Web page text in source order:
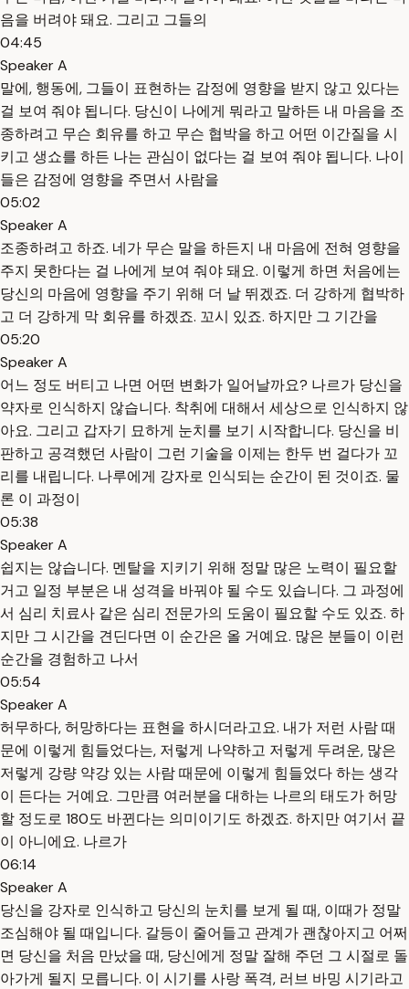
음을 버려야 돼요. 그리고 그들의
04:45
Speaker A
말에, 행동에, 그들이 표현하는 감정에 영향을 받지 않고 있다는
걸 보여 줘야 됩니다. 당신이 나에게 뭐라고 말하든 내 마음을 조
종하려고 무슨 회유를 하고 무슨 협박을 하고 어떤 이간질을 시
키고 생쇼를 하든 나는 관심이 없다는 걸 보여 줘야 됩니다. 나이
들은 감정에 영향을 주면서 사람을
05:02
Speaker A
조종하려고 하죠. 네가 무슨 말을 하든지 내 마음에 전혀 영향을
주지 못한다는 걸 나에게 보여 줘야 돼요. 이렇게 하면 처음에는
당신의 마음에 영향을 주기 위해 더 날 뛰겠죠. 더 강하게 협박하
고 더 강하게 막 회유를 하겠죠. 꼬시 있죠. 하지만 그 기간을
05:20
Speaker A
어느 정도 버티고 나면 어떤 변화가 일어날까요? 나르가 당신을
약자로 인식하지 않습니다. 착취에 대해서 세상으로 인식하지 않
아요. 그리고 갑자기 묘하게 눈치를 보기 시작합니다. 당신을 비
판하고 공격했던 사람이 그런 기술을 이제는 한두 번 걸다가 꼬
리를 내립니다. 나루에게 강자로 인식되는 순간이 된 것이죠. 물
론 이 과정이
05:38
Speaker A
쉽지는 않습니다. 멘탈을 지키기 위해 정말 많은 노력이 필요할
거고 일정 부분은 내 성격을 바꿔야 될 수도 있습니다. 그 과정에
서 심리 치료사 같은 심리 전문가의 도움이 필요할 수도 있죠. 하
지만 그 시간을 견딘다면 이 순간은 올 거예요. 많은 분들이 이런
순간을 경험하고 나서
05:54
Speaker A
허무하다, 허망하다는 표현을 하시더라고요. 내가 저런 사람 때
문에 이렇게 힘들었다는, 저렇게 나약하고 저렇게 두려운, 많은
저렇게 강량 약강 있는 사람 때문에 이렇게 힘들었다 하는 생각
이 든다는 거예요. 그만큼 여러분을 대하는 나르의 태도가 허망
할 정도로 180도 바뀐다는 의미이기도 하겠죠. 하지만 여기서 끝
이 아니에요. 나르가
06:14
Speaker A
당신을 강자로 인식하고 당신의 눈치를 보게 될 때, 이때가 정말
조심해야 될 때입니다. 갈등이 줄어들고 관계가 괜찮아지고 어쩌
면 당신을 처음 만났을 때, 당신에게 정말 잘해 주던 그 시절로 돌
아가게 될지 모릅니다. 이 시기를 사랑 폭격, 러브 바밍 시기라고